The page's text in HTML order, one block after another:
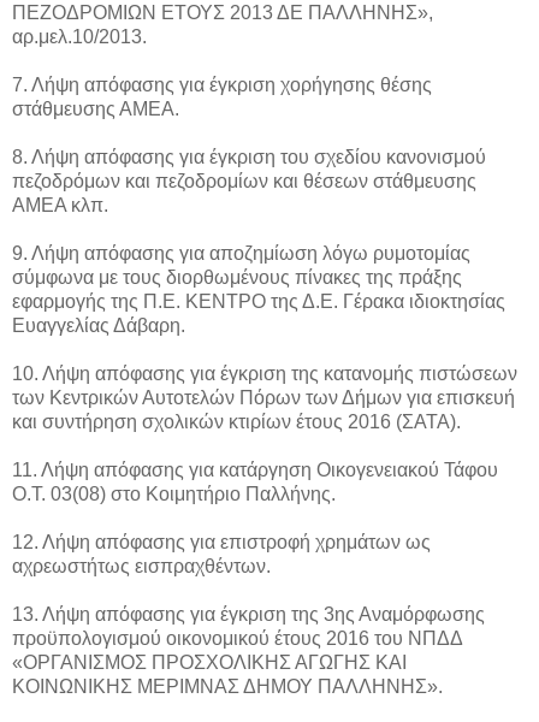
ΠΕΖΟΔΡΟΜΙΩΝ ΕΤΟΥΣ 2013 ΔΕ ΠΑΛΛΗΝΗΣ»,
αρ.μελ.10/2013.
7. Λήψη απόφασης για έγκριση χορήγησης θέσης
στάθμευσης ΑΜΕΑ.
8. Λήψη απόφασης για έγκριση του σχεδίου κανονισμού
πεζοδρόμων και πεζοδρομίων και θέσεων στάθμευσης
ΑΜΕΑ κλπ.
9. Λήψη απόφασης για αποζημίωση λόγω ρυμοτομίας
σύμφωνα με τους διορθωμένους πίνακες της πράξης
εφαρμογής της Π.Ε. ΚΕΝΤΡΟ της Δ.Ε. Γέρακα ιδιοκτησίας
Ευαγγελίας Δάβαρη.
10. Λήψη απόφασης για έγκριση της κατανομής πιστώσεων
των Κεντρικών Αυτοτελών Πόρων των Δήμων για επισκευή
και συντήρηση σχολικών κτιρίων έτους 2016 (ΣΑΤΑ).
11. Λήψη απόφασης για κατάργηση Οικογενειακού Τάφου
Ο.Τ. 03(08) στο Κοιμητήριο Παλλήνης.
12. Λήψη απόφασης για επιστροφή χρημάτων ως
αχρεωστήτως εισπραχθέντων.
13. Λήψη απόφασης για έγκριση της 3ης Αναμόρφωσης
προϋπολογισμού οικονομικού έτους 2016 του ΝΠΔΔ
«ΟΡΓΑΝΙΣΜΟΣ ΠΡΟΣΧΟΛΙΚΗΣ ΑΓΩΓΗΣ ΚΑΙ
ΚΟΙΝΩΝΙΚΗΣ ΜΕΡΙΜΝΑΣ ΔΗΜΟΥ ΠΑΛΛΗΝΗΣ».